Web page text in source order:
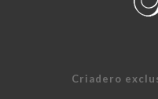
Criadero